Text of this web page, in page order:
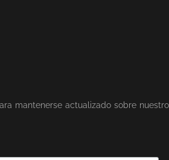
mantenerse actualizado sobre nuestro